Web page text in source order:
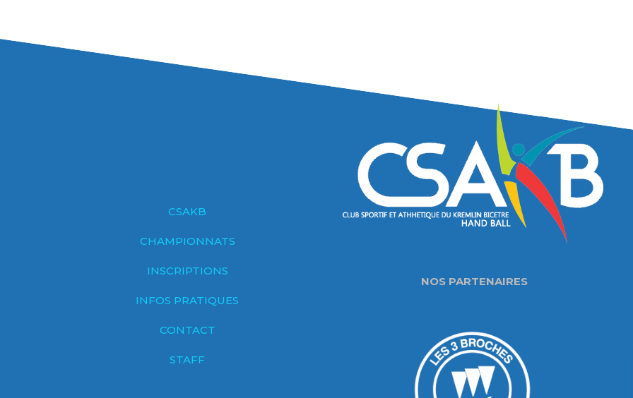
CSAKB
CHAMPIONNATS
INSCRIPTIONS
INFOS PRATIQUES
CONTACT
STAFF
NOS PARTENAIRES